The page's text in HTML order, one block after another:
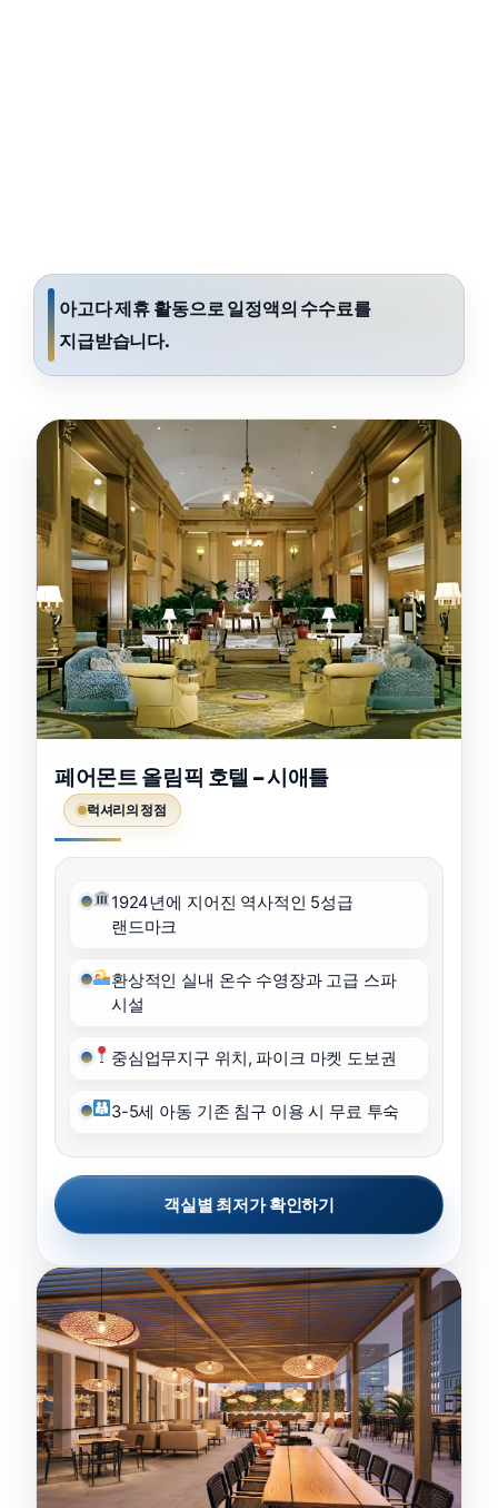
아고다 제휴 활동으로 일정액의 수수료를
지급받습니다.
페어몬트 올림픽 호텔 – 시애틀
럭셔리의 정점
1924년에 지어진 역사적인 5성급
랜드마크
환상적인 실내 온수 수영장과 고급 스파
시설
중심업무지구 위치, 파이크 마켓 도보권
3-5세 아동 기존 침구 이용 시 무료 투숙
객실별 최저가 확인하기